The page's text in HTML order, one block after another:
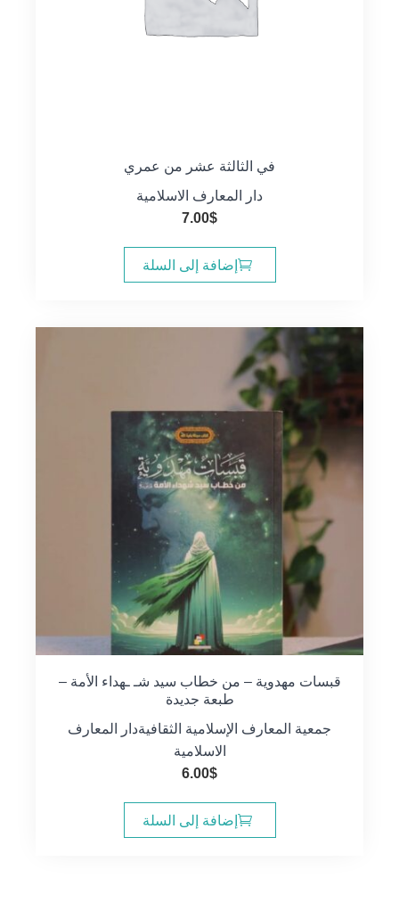
في الثالثة عشر من عمري
دار المعارف الاسلامية
7.00$
إضافة إلى السلة
قبسات مهدوية – من خطاب سيد شـ ـهداء الأمة –
طبعة جديدة
جمعية المعارف الإسلامية الثقافيةدار المعارف
الاسلامية
6.00$
إضافة إلى السلة